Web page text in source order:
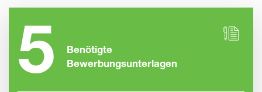
5
Benötigte
Bewerbungsunterlagen